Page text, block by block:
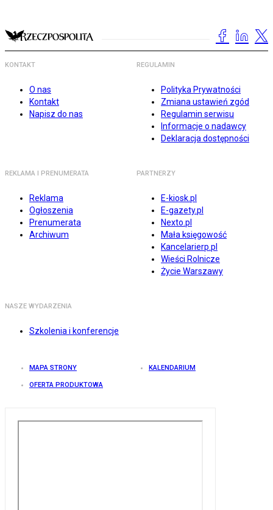
KONTAKT
O nas
Kontakt
Napisz do nas
REGULAMIN
Polityka Prywatności
Zmiana ustawień zgód
Regulamin serwisu
Informacje o nadawcy
Deklaracja dostępności
REKLAMA I PRENUMERATA
Reklama
Ogłoszenia
Prenumerata
Archiwum
PARTNERZY
E-kiosk.pl
E-gazety.pl
Nexto.pl
Mała księgowość
Kancelarierp.pl
Wieści Rolnicze
Życie Warszawy
NASZE WYDARZENIA
Szkolenia i konferencje
MAPA STRONY KALENDARIUM
OFERTA PRODUKTOWA